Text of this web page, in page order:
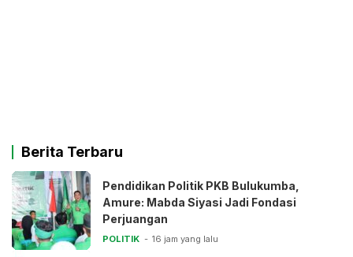
Berita Terbaru
Pendidikan Politik PKB Bulukumba,
Amure: Mabda Siyasi Jadi Fondasi
Perjuangan
POLITIK 16 jam yang lalu